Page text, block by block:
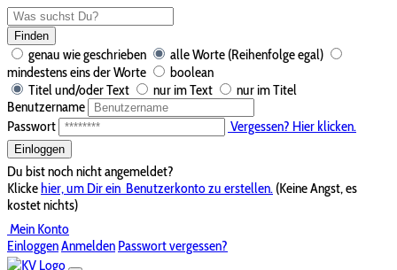
Finden
genau wie geschrieben
alle Worte (Reihenfolge egal)
mindestens eins der Worte
boolean
Titel und/oder Text
nur im Text
nur im Titel
Benutzername
Passwort
Vergessen? Hier klicken.
Einloggen
Du bist noch nicht angemeldet?
Klickehier, um Dir ein Benutzerkonto zu erstellen. (Keine Angst, es
kostet nichts)
Mein Konto
EinloggenAnmelden Passwort vergessen?